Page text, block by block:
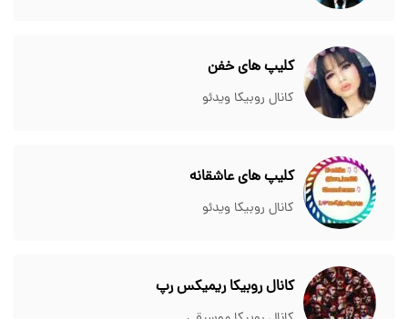
کلیپ های خفن
کانال روبیکا ویدئو
کلیپ های عاشقانه
کانال روبیکا ویدئو
کانال روبیکا ریمیکس رپ